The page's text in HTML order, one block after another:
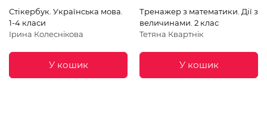
Стікербук. Українська мова.
1-4 класи
Ірина Колеснікова
У кошик
Тренажер з математики. Дії з
величинами. 2 клас
Тетяна Квартнік
У кошик